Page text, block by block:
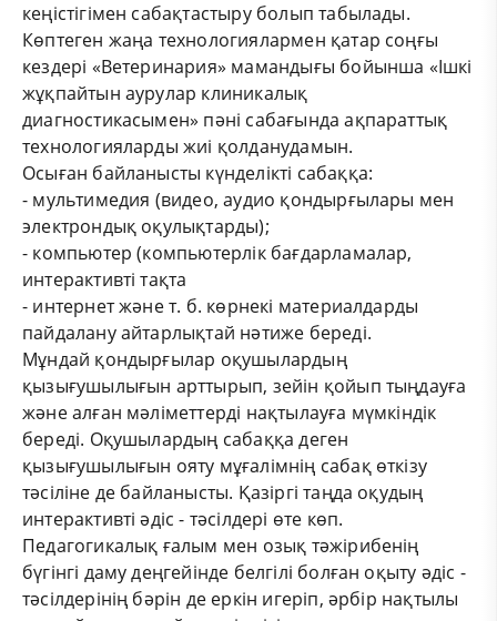
кеңістігімен сабақтастыру болып табылады.
Көптеген жаңа технологиялармен қатар соңғы
кездері «Ветеринария» мамандығы бойынша «Ішкі
жұқпайтын аурулар клиникалық
диагностикасымен» пәні сабағында ақпараттық
технологияларды жиі қолданудамын.
Осыған байланысты күнделікті сабаққа:
- мультимедия (видео, аудио қондырғылары мен
электрондық оқулықтарды);
- компьютер (компьютерлік бағдарламалар,
интерактивті тақта
- интернет және т. б. көрнекі материалдарды
пайдалану айтарлықтай нәтиже береді.
Мұндай қондырғылар оқушылардың
қызығушылығын арттырып, зейін қойып тыңдауға
және алған мәліметтерді нақтылауға мүмкіндік
береді. Оқушылардың сабаққа деген
қызығушылығын ояту мұғалімнің сабақ өткізу
тәсіліне де байланысты. Қазіргі таңда оқудың
интерактивті әдіс - тәсілдері өте көп.
Педагогикалық ғалым мен озық тәжірибенің
бүгінгі даму деңгейінде белгілі болған оқыту әдіс -
тәсілдерінің бәрін де еркін игеріп, әрбір нақтылы